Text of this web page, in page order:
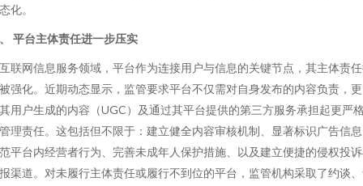
化。
平台主体责任进一步压实
联网信息服务领域，平台作为连接用户与信息的关键节点，其主体责
强化。近期动态显示，监管要求平台不仅需对自身发布的内容负责，
用户生成的内容（UGC）及通过其平台提供的第三方服务承担起更严
理责任。这包括但不限于：建立健全内容审核机制、显著标识广告信
平台内经营者行为、完善未成年人保护措施、以及建立便捷的侵权投
渠道。对未履行主体责任或履行不到位的平台，监管机构采取了约谈